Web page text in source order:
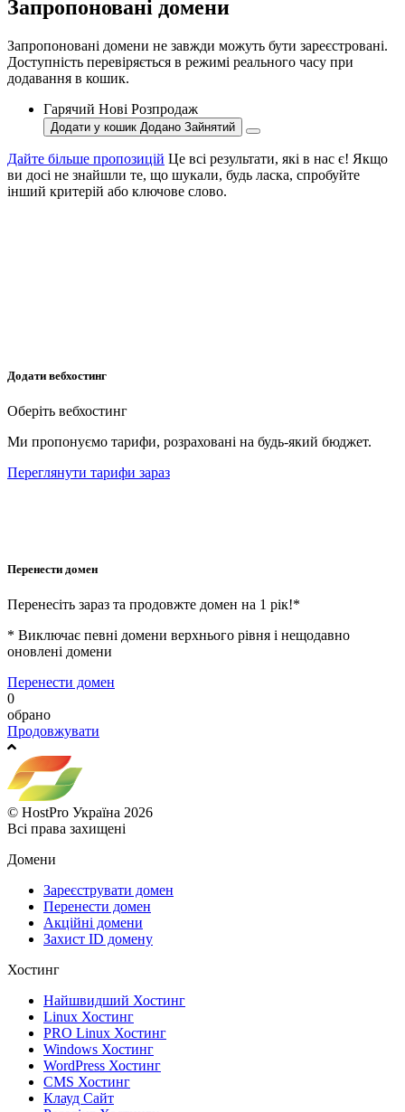
Запропоновані домени
Запропоновані домени не завжди можуть бути зареєстровані.
Доступність перевіряється в режимі реального часу при
додавання в кошик.
Гарячий Нові Розпродаж
Додати у кошик Додано Зайнятий
Дайте більше пропозицій Це всі результати, які в нас є! Якщо
ви досі не знайшли те, що шукали, будь ласка, спробуйте
інший критерій або ключове слово.
Додати вебхостинг
Оберіть вебхостинг
Ми пропонуємо тарифи, розраховані на будь-який бюджет.
Переглянути тарифи зараз
Перенести домен
Перенесіть зараз та продовжте домен на 1 рік!*
* Виключає певні домени верхнього рівня і нещодавно
оновлені домени
Перенести домен
0
обрано
Продовжувати
© HostPro Україна 2026
Всі права захищені
Домени
Зареєструвати домен
Перенести домен
Акційні домени
Захист ID домену
Хостинг
Найшвидший Хостинг
Linux Хостинг
PRO Linux Хостинг
Windows Хостинг
WordPress Хостинг
CMS Хостинг
Клауд Сайт